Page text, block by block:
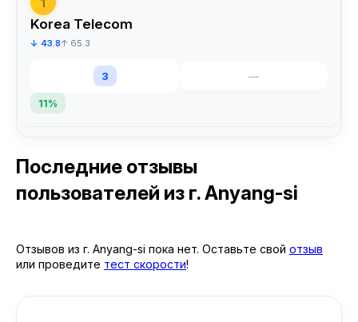
Korea Telecom
↓ 43.8↑ 65.3
3 —
11%
Последние отзывы
пользователей из г. Anyang-si
Отзывов из г. Anyang-si пока нет. Оставьте свой отзыв
или проведите тест скорости!